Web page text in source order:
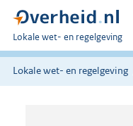
U
bent
hier:
Lokale wet- en regelgeving
Lokale wet- en regelgeving